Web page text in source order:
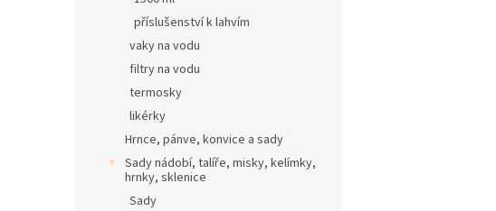
příslušenství k lahvím
vaky na vodu
filtry na vodu
termosky
likérky
Hrnce, pánve, konvice a sady
Sady nádobí, talíře, misky, kelímky,
hrnky, sklenice
Sady